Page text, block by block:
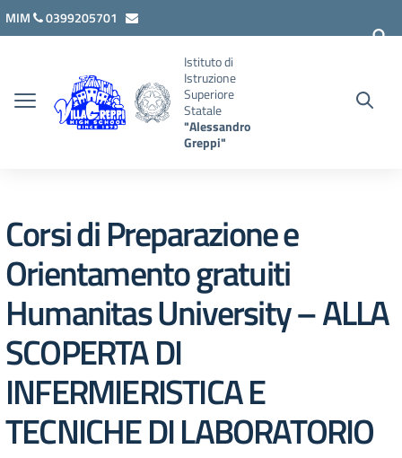
Vai ai contenuti
Vai al menu di navigazione
Vai al footer
MIM
0399205701
Istituto di
Istruzione
Superiore
Statale
"Alessandro
Greppi"
Corsi di Preparazione e
Orientamento gratuiti
Humanitas University – ALLA
SCOPERTA DI
INFERMIERISTICA E
TECNICHE DI LABORATORIO